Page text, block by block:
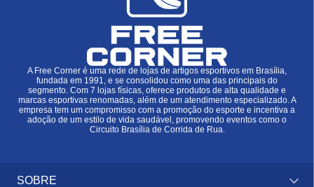
A Free Corner é uma rede de lojas de artigos esportivos em Brasília,
fundada em 1991, e se consolidou como uma das principais do
segmento. Com 7 lojas físicas, oferece produtos de alta qualidade e
marcas esportivas renomadas, além de um atendimento especializado. A
empresa tem um compromisso com a promoção do esporte e incentiva a
adoção de um estilo de vida saudável, promovendo eventos como o
Circuito Brasília de Corrida de Rua.
SOBRE